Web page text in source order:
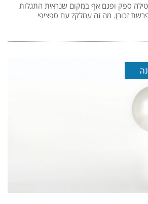
ספק ופגם אף במקום שנראית התגלות
זכור). מה זה עמלק? עם ספציפי